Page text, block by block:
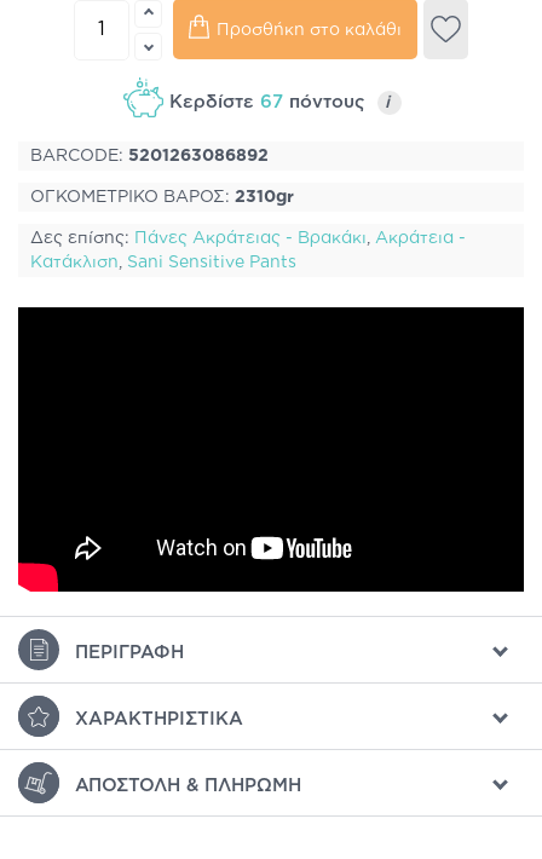
Προσθήκη στο καλάθι
Κερδίστε 67πόντους i
BARCODE: 5201263086892
ΟΓΚΟΜΕΤΡΙΚΟ ΒΑΡΟΣ: 2310gr
Δες επίσης: Πάνες Ακράτειας - Βρακάκι
Ακράτεια -
Κατάκλιση
Sani Sensitive Pants
ΠΕΡΙΓΡΑΦΉ
ΧΑΡΑΚΤΗΡΙΣΤΙΚΆ
ΑΠΟΣΤΟΛΉ & ΠΛΗΡΩΜΉ